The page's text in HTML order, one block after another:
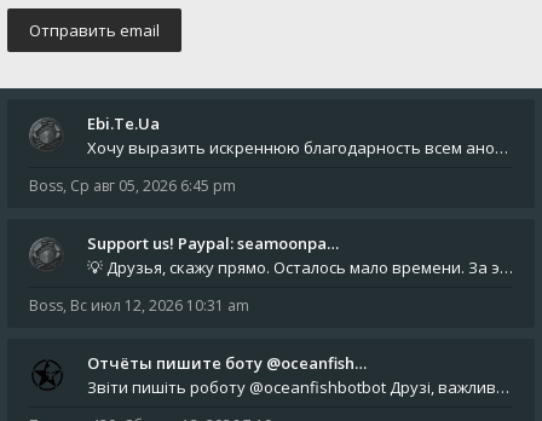
Ebi.Te.Ua
Хочу выразить искреннюю благодарность всем анонимным пользователям, которые поддержали наше сообщество финансово. Благод
Boss, Ср авг 05, 2026 6:45 pm
Support us! Paypal: seamoonpa…
💡 Друзья, скажу прямо. Осталось мало времени. За это время нам нужно закрыть последние обязательные расходы: около 500
Boss, Вс июл 12, 2026 10:31 am
Отчёты пишите боту @oceanfish…
Звіти пишіть роботу @oceanfishbotbot Друзі, важливе повідомлення для учасників форума. Основне звернення опублікован